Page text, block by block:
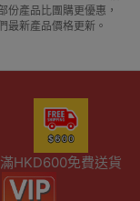
份產品比團購更優惠，
最新產品價格更新。
滿HKD600免費送貨